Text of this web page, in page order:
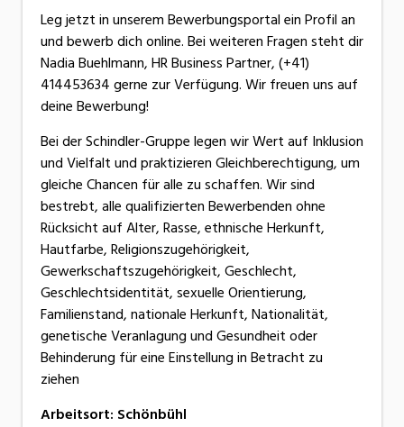
Leg jetzt in unserem Bewerbungsportal ein Profil an
und bewerb dich online. Bei weiteren Fragen steht dir
Nadia Buehlmann, HR Business Partner, (+41)
414453634 gerne zur Verfügung. Wir freuen uns auf
deine Bewerbung!
Bei der Schindler-Gruppe legen wir Wert auf Inklusion
und Vielfalt und praktizieren Gleichberechtigung, um
gleiche Chancen für alle zu schaffen. Wir sind
bestrebt, alle qualifizierten Bewerbenden ohne
Rücksicht auf Alter, Rasse, ethnische Herkunft,
Hautfarbe, Religionszugehörigkeit,
Gewerkschaftszugehörigkeit, Geschlecht,
Geschlechtsidentität, sexuelle Orientierung,
Familienstand, nationale Herkunft, Nationalität,
genetische Veranlagung und Gesundheit oder
Behinderung für eine Einstellung in Betracht zu
ziehen
Arbeitsort: Schönbühl